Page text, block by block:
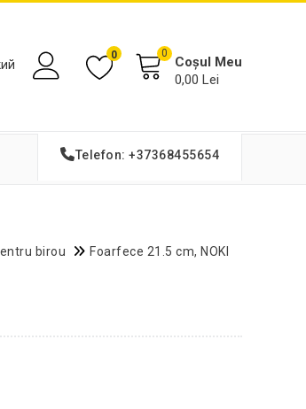
0 0
Coșul Meu
0,00 Lei
Telefon: +37368455654
birou Foarfece 21.5 cm, NOKI